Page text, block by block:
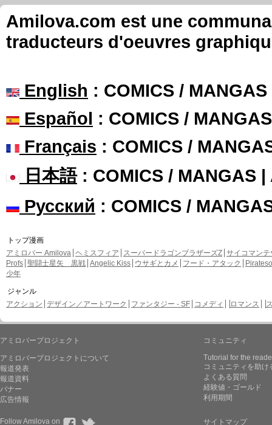
Amilova.com est une
traducteurs d'oeuvres
English : COMICS /
Español : COMICS /
Français : COMICS /
日本語: COMICS / MANGAS |
Русский : COMICS /
トップ漫画
アミロバー Amilova ヘミスフィア スーパードラゴンブラザーズZ サイコマンテ
Profs 聖闘士星矢 黒戦 Angelic Kiss ウサギとカメ フード・アタック
少年
ジャンル
アクション デザイン／アートワーク ファンタジー - SF コメディ ロマンス
アミロバープロジェクト
アミロバープロジェクトについて
報道発表
報道資料
バナー
広告情報
コミュニティ
Tutorial for the
コミュニティを助け
よくある質問
経験値・ゴールド
利用期間
Follow Amilova on サイトマップ